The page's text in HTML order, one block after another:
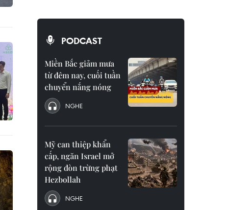
PODCAST
Miền Bắc giảm mưa
từ đêm nay, cuối tuần
chuyển nắng nóng
NGHE
Mỹ can thiệp khẩn
cấp, ngăn Israel mở
rộng đòn trừng phạt
Hezbollah
NGHE